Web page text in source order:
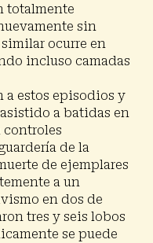
totalmente
sin
ocurre en
incluso camadas
a estos episodios y
a batidas en
controles
de la
de ejemplares
a un
en dos de
tres y seis lobos
se puede